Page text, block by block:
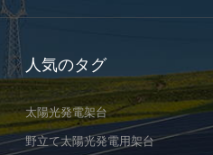
人気のタグ
太陽光発電架台
野立て太陽光発電用架台